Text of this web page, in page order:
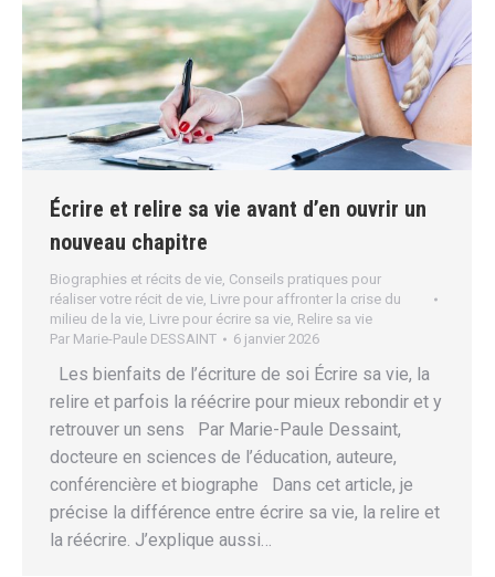
Écrire et relire sa vie avant d’en ouvrir un
nouveau chapitre
Biographies et récits de vie Conseils pratiques pour
réaliser votre récit de vie Livre pour affronter la crise du
milieu de la vie Livre pour écrire sa vie Relire sa vie
Par Marie-Paule DESSAINT 6 janvier 2026
Les bienfaits de l’écriture de soi Écrire sa vie, la
relire et parfois la réécrire pour mieux rebondir et y
retrouver un sens Par Marie-Paule Dessaint,
docteure en sciences de l’éducation, auteure,
conférencière et biographe Dans cet article, je
précise la différence entre écrire sa vie, la relire et
la réécrire. J’explique aussi…